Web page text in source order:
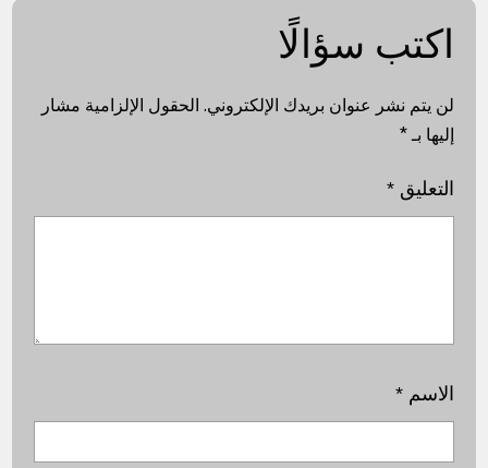
اكتب سؤالًا
لن يتم نشر عنوان بريدك الإلكتروني. الحقول الإلزامية مشار
إليها بـ*
التعليق*
الاسم*